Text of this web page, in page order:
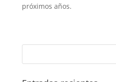
próximos años.